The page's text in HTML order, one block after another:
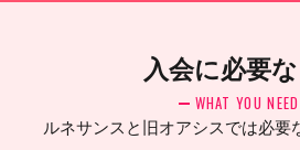
入会に必要
WHAT YOU NEED
ルネサンスと旧オアシスでは必要